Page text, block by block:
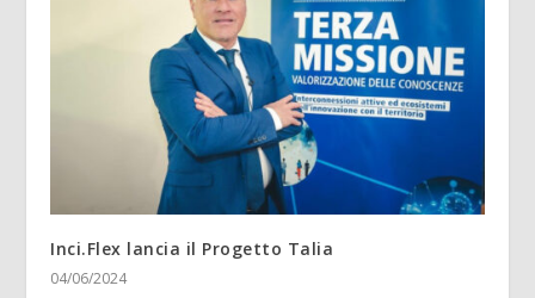
Inci.Flex lancia il Progetto Talia
04/06/2024